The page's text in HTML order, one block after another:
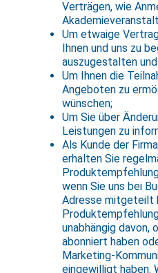
Verträgen, wie
Um etwaige
Ihnen und uns zu
auszugestalten
Um Ihnen die
Angeboten zu
wünschen;
Um Sie über
Leistungen zu
Als Kunde der
erhalten Sie
wenn Sie uns bei
Adresse mitgeteilt
unabhängig davon,
abonniert haben
Marketing-
eingewilligt haben.